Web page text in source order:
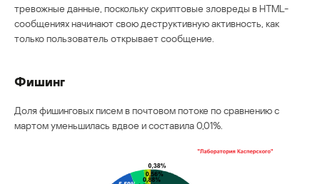
тревожные данные, поскольку скриптовые зловреды в HTML-
сообщениях начинают свою деструктивную активность, как
только пользователь открывает сообщение.
Фишинг
Доля фишинговых писем в почтовом потоке по сравнению с
мартом уменьшилась вдвое и составила 0,01%.